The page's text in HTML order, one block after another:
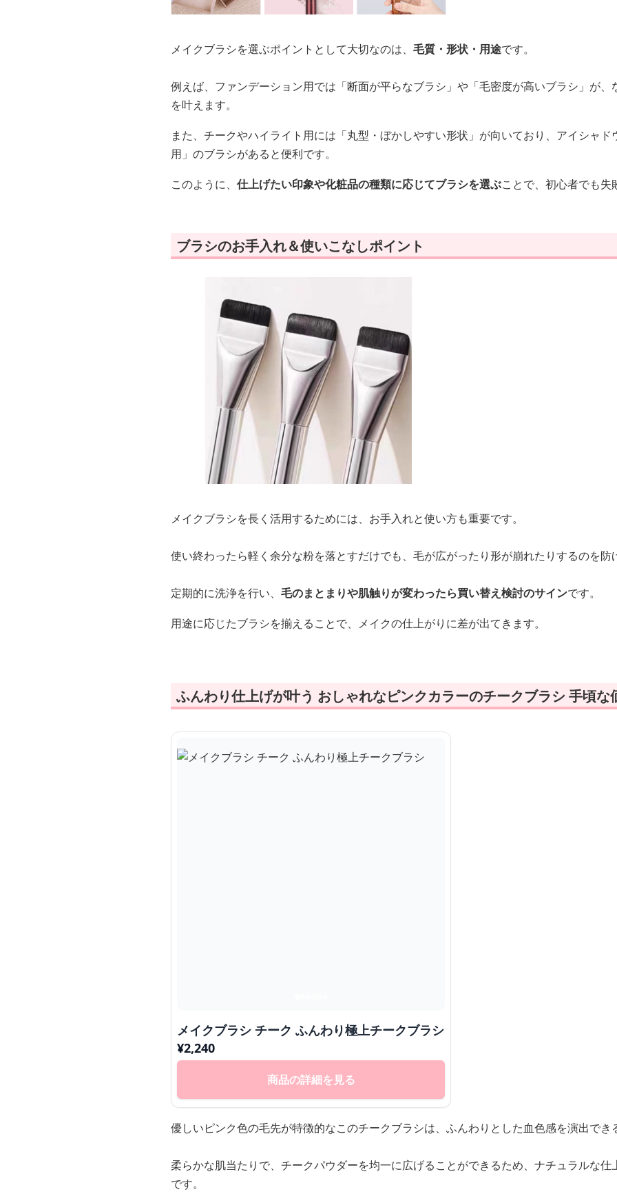
メイクブラシを選ぶポイントとして大切なのは、 毛質・形状・用途です。
例えば、ファンデーション用では「断面が平らなブラシ」や「毛密度が高いブラシ」が
を叶えます。
また、チークやハイライト用には「丸型・ぼかしやすい形状」が向いており、アイシャ
用」のブラシがあると便利です。
このように、 仕上げたい印象や化粧品の種類に応じてブラシを選ぶことで、初心者でも
ブラシのお手入れ＆使いこなしポイント
メイクブラシを長く活用するためには、お手入れと使い方も重要です。
使い終わったら軽く余分な粉を落とすだけでも、毛が広がったり形が崩れたりするのを防
定期的に洗浄を行い、 毛のまとまりや肌触りが変わったら買い替え検討のサインです。
用途に応じたブラシを揃えることで、メイクの仕上がりに差が出てきます。
ふんわり仕上げが叶う おしゃれなピンクカラーのチークブラシ 手頃な
メイクブラシ チーク ふんわり極上チークブラシ
¥2,240
商品の詳細を見る
優しいピンク色の毛先が特徴的なこのチークブラシは、ふんわりとした血色感を演出でき
柔らかな肌当たりで、チークパウダーを均一に広げることができるため、ナチュラルな
です。